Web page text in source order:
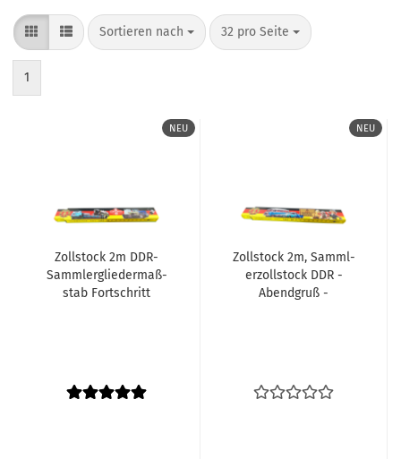
Sortieren nach
Sortieren nach 32 pro Seite
pro Seite
1
NEU
Zoll­stock 2m DDR-​
Samm­ler­glie­der­maß­
stab Fort­schritt
NEU
Zoll­stock 2m, Samml­
er­zoll­stock DDR -
Abend­gruß -